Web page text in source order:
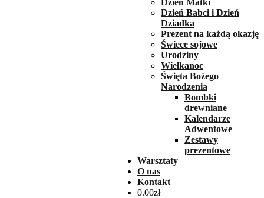
Dzień Matki
Dzień Babci i Dzień
Dziadka
Prezent na każdą okazję
Świece sojowe
Urodziny
Wielkanoc
Święta Bożego
Narodzenia
Bombki
drewniane
Kalendarze
Adwentowe
Zestawy
prezentowe
Warsztaty
O nas
Kontakt
0.00zł